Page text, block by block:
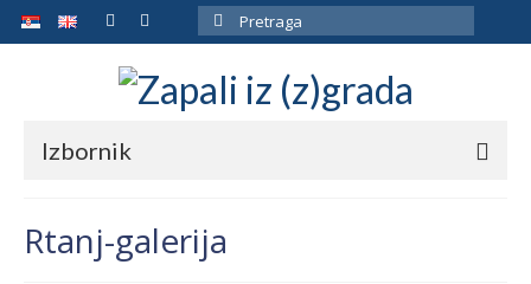
Pretraga
za:
Izbornik
MAPA
Rtanj-galerija